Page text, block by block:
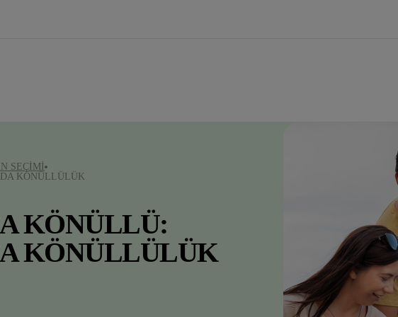
SEÇIMI
KÖNÜLLÜLÜK
KÖNÜLLÜ:
KÖNÜLLÜLÜK